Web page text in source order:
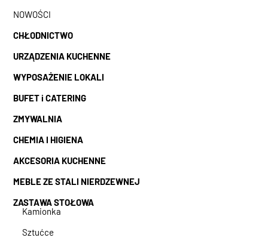
NOWOŚCI
CHŁODNICTWO
URZĄDZENIA KUCHENNE
WYPOSAŻENIE LOKALI
BUFET i CATERING
ZMYWALNIA
CHEMIA I HIGIENA
AKCESORIA KUCHENNE
MEBLE ZE STALI NIERDZEWNEJ
ZASTAWA STOŁOWA
Kamionka
Sztućce